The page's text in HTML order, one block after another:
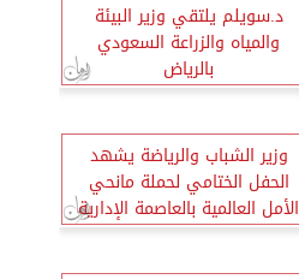
د.سويلم يلتقي وزير البيئة
والمياه والزراعة السعودي
بالرياض
وزير الشباب والرياضة يشهد
الحفل الختامي لحملة مانحي
الأمل العالمية بالعاصمة الإدارية
الجديدة